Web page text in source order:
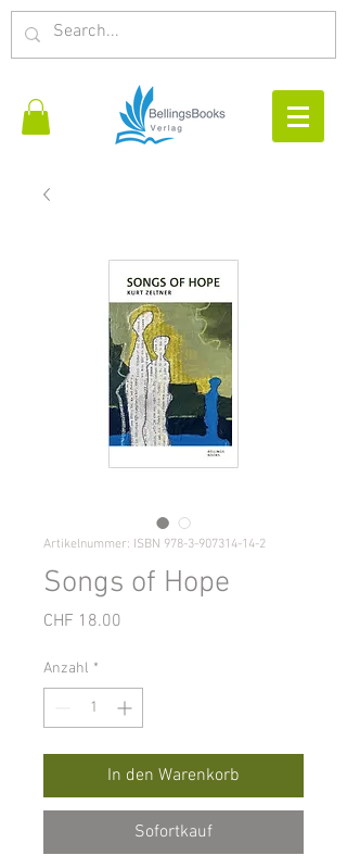
Artikelnummer: ISBN 978-3-907314-14-2
Songs of Hope
CHF 18.00
Anzahl *
In den Warenkorb
Sofortkauf